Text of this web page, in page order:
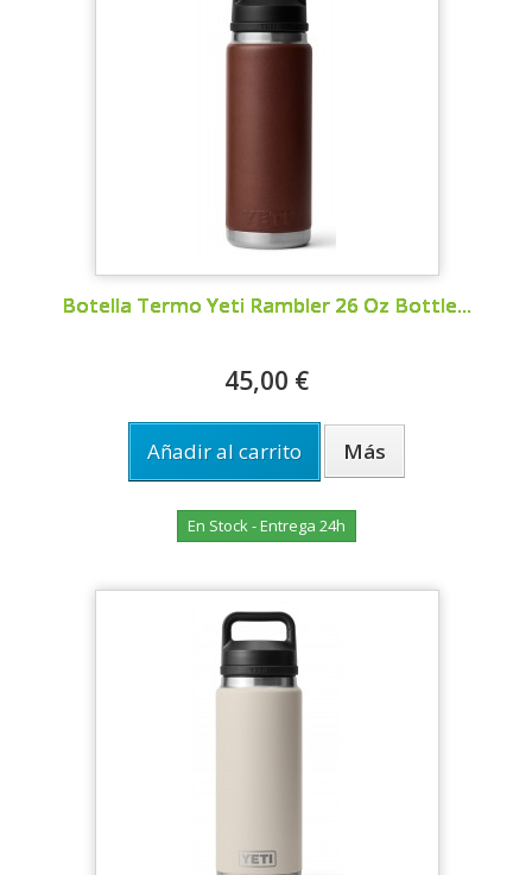
Botella Termo Yeti Rambler 26 Oz Bottle...
45,00 €
Añadir al carrito Más
En Stock - Entrega 24h